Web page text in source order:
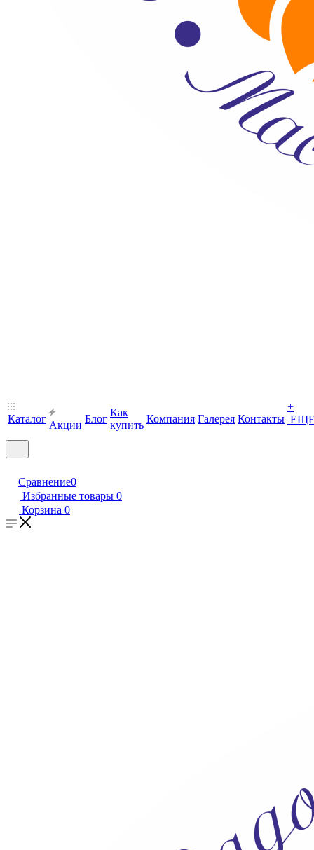
Каталог
Акции
Блог
Как
купить
Компания Галерея Контакты
+
Сравнение0
Избранные товары 0
Корзина 0